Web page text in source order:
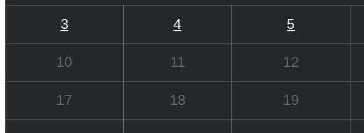
3 4 5
10 11 12
17 18 19